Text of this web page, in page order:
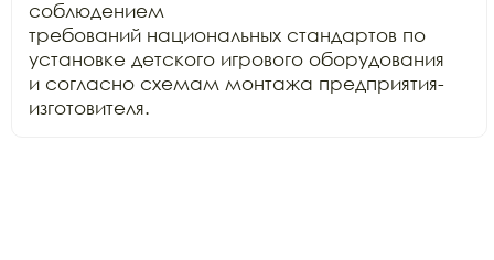
соблюдением
требований национальных стандартов по
установке детского игрового оборудования
и согласно схемам монтажа предприятия-
изготовителя.